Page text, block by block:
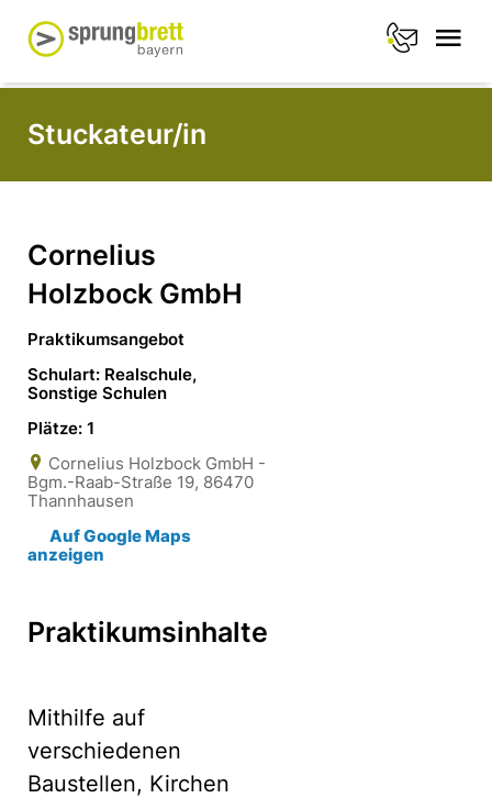
Stuckateur/in
Cornelius
Holzbock GmbH
Praktikumsangebot
Schulart: Realschule,
Sonstige Schulen
Plätze: 1
Cornelius Holzbock GmbH -
Bgm.-Raab-Straße 19, 86470
Thannhausen
Auf Google Maps
anzeigen
Praktikumsinhalte
Mithilfe auf
verschiedenen
Baustellen, Kirchen